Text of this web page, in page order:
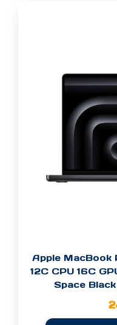
Apple MacBook
12C CPU 16C
Space